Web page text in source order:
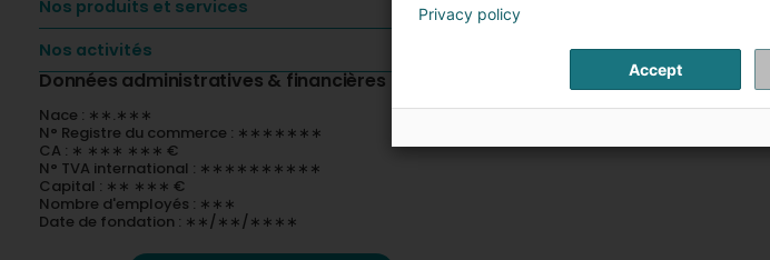
Nos produits et services
Nos activités
Données administratives & financières
Nace : ∗∗.∗∗∗
N° Registre du commerce : ∗∗∗∗∗∗∗
CA : ∗ ∗∗∗ ∗∗∗ €
N° TVA international : ∗∗∗∗∗∗∗∗∗∗
Capital : ∗∗ ∗∗∗ €
Nombre d'employés : ∗∗∗
Date de fondation : ∗∗/∗∗/∗∗∗∗
Privacy policy
Accept